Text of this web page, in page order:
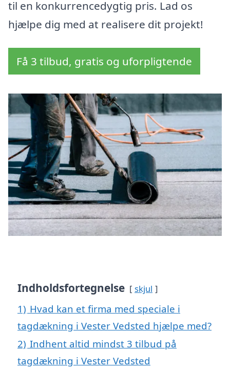
til en konkurrencedygtig pris. Lad os
hjælpe dig med at realisere dit projekt!
Få 3 tilbud, gratis og uforpligtende
Indholdsfortegnelse skjul
1) Hvad kan et firma med speciale i
tagdækning i Vester Vedsted hjælpe med?
2) Indhent altid mindst 3 tilbud på
tagdækning i Vester Vedsted